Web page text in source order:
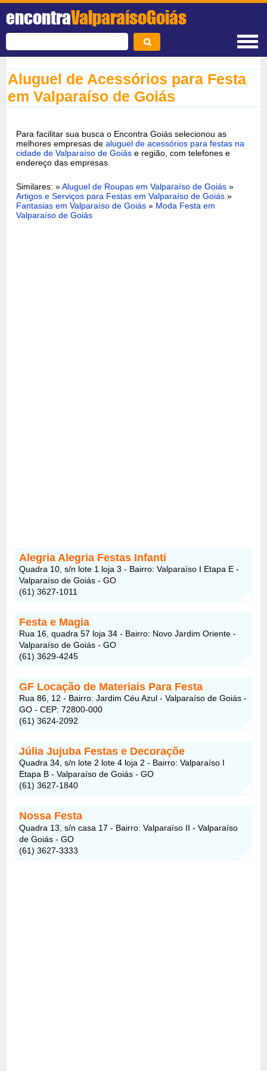
encontraValparaísoGoiás
Aluguel de Acessórios para Festa
em Valparaíso de Goiás
Para facilitar sua busca o Encontra Goiás selecionou as
melhores empresas dealuguel de acessórios para festas na
cidade de Valparaíso de Goiás e região, com telefones e
endereço das empresas.
Similares: »Aluguel de Roupas em Valparaíso de Goiás »
Artigos e Serviços para Festas em Valparaíso de Goiás »
Fantasias em Valparaíso de Goiás » Moda Festa em
Valparaíso de Goiás
Alegria Alegria Festas Infanti
Quadra 10, s/n lote 1 loja 3 - Bairro: Valparaíso I Etapa E -
Valparaíso de Goiás - GO
(61) 3627-1011
Festa e Magia
Rua 16, quadra 57 loja 34 - Bairro: Novo Jardim Oriente -
Valparaíso de Goiás - GO
(61) 3629-4245
GF Locação de Materiais Para Festa
Rua 86, 12 - Bairro: Jardim Céu Azul - Valparaíso de Goiás -
GO - CEP: 72800-000
(61) 3624-2092
Júlia Jujuba Festas e Decoraçõe
Quadra 34, s/n lote 2 lote 4 loja 2 - Bairro: Valparaíso I
Etapa B - Valparaíso de Goiás - GO
(61) 3627-1840
Nossa Festa
Quadra 13, s/n casa 17 - Bairro: Valparaíso II - Valparaíso
de Goiás - GO
(61) 3627-3333